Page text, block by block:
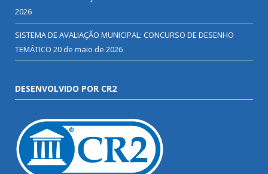
2026
SISTEMA DE AVALIAÇÃO MUNICIPAL: CONCURSO DE DESENHO
TEMÁTICO 20 de maio de 2026
DESENVOLVIDO POR CR2